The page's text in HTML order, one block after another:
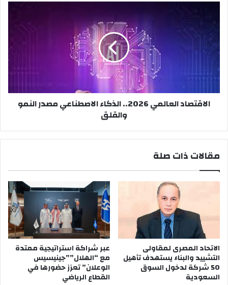
الذكاء
الاصطناعي
النمو
والقلق
الاقتصاد العالمي 2026.. الذكاء الاصطناعي مصدر النمو
والقلق
مقالات ذات صلة
الاتحاد المصرى لمقاولى
التشييد والبناء يستهدف تأهيل
50 شركة لدخول السوق
السعودية
عبر شراكة استراتيجية ممتدة
مع “الهلال””جينيسيس
الوعلان” تعزز حضورها في
القطاع الرياضي